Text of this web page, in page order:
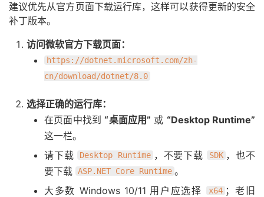
建议优先从官方页面下载运行库，这样可以获得更新的安全
补丁版本。
访问微软官方下载页面：
https://dotnet.microsoft.com/zh-
cn/download/dotnet/8.0
选择正确的运行库：
在页面中找到“桌面应用” 或 “Desktop Runtime”
这一栏。
请下载
Desktop Runtime ，不要下载 SDK ，也不
要下载 ASP.NET Core Runtime 。
大多数 Windows 10/11 用户应选择
x64 ；老旧